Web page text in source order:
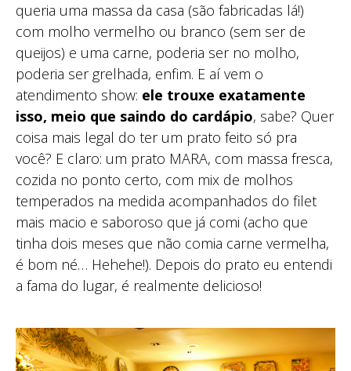
queria uma massa da casa (são fabricadas lá!)
com molho vermelho ou branco (sem ser de
queijos) e uma carne, poderia ser no molho,
poderia ser grelhada, enfim. E aí vem o
atendimento show: ele trouxe exatamente
isso, meio que saindo do cardápio, sabe? Quer
coisa mais legal do ter um prato feito só pra
você? E claro: um prato MARA, com massa fresca,
cozida no ponto certo, com mix de molhos
temperados na medida acompanhados do filet
mais macio e saboroso que já comi (acho que
tinha dois meses que não comia carne vermelha,
é bom né… Hehehe!). Depois do prato eu entendi
a fama do lugar, é realmente delicioso!